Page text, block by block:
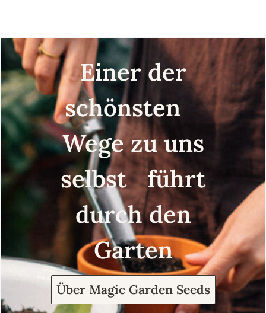
Einer der
schönsten
Wege zu uns
selbst führt
durch den
Garten
Über Magic Garden Seeds